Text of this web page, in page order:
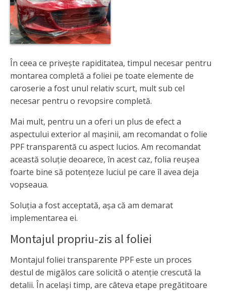
În ceea ce privește rapiditatea, timpul necesar pentru
montarea completă a foliei pe toate elemente de
caroserie a fost unul relativ scurt, mult sub cel
necesar pentru o revopsire completă.
Mai mult, pentru un a oferi un plus de efect a
aspectului exterior al mașinii, am recomandat o folie
PPF transparentă cu aspect lucios. Am recomandat
această soluție deoarece, în acest caz, folia reușea
foarte bine să potențeze luciul pe care îl avea deja
vopseaua.
Soluția a fost acceptată, așa că am demarat
implementarea ei.
Montajul propriu-zis al foliei
Montajul foliei transparente PPF este un proces
destul de migălos care solicită o atenție crescută la
detalii. În același timp, are câteva etape pregătitoare